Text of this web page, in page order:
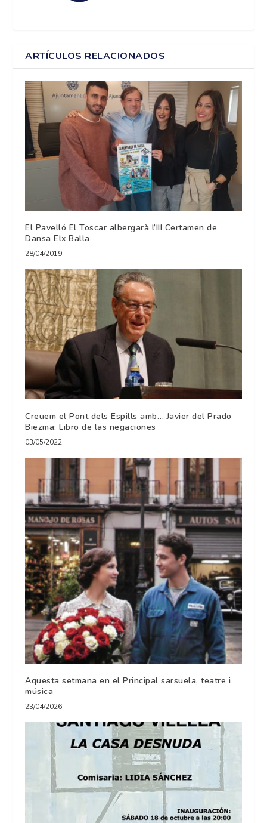
ARTÍCULOS RELACIONADOS
El Pavelló El Toscar albergarà l’III Certamen de
Dansa Elx Balla
28/04/2019
Creuem el Pont dels Espills amb… Javier del Prado
Biezma: Libro de las negaciones
03/05/2022
Aquesta setmana en el Principal sarsuela, teatre i
música
23/04/2026